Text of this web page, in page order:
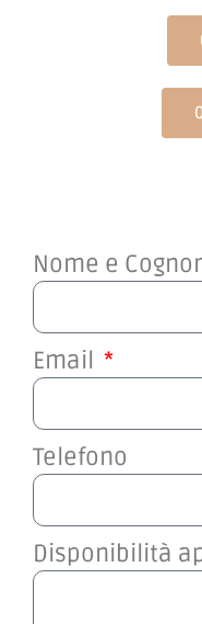
Prenota un
Nome e
Email
Telefono